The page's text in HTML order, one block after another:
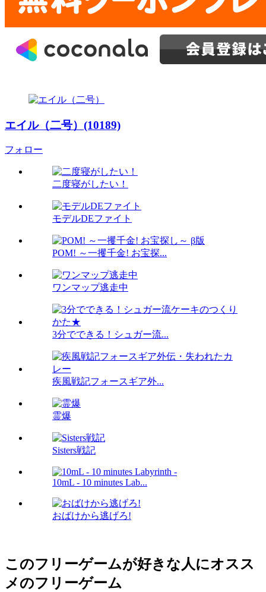
エイル（二号）(10189)
フォロー
二度寝がしたい！
モデルDEファイト
POM! ～一攫千金! お宝探...
ワンマップ逃走中
3分でできる！シュガー流...
疾風戦記フォースギア外...
霊爆
Sisters戦記
10mL - 10 minutes Lab...
おばけから逃げろ!
このフリーゲームが好きな人にオスス
メのフリーゲーム